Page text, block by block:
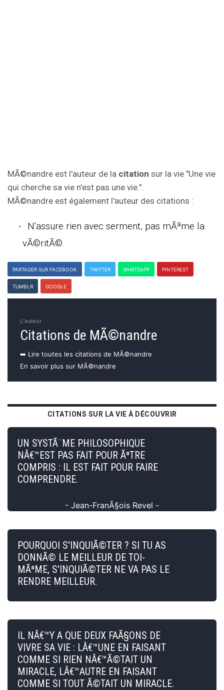
MÃ©nandre est l'auteur de la citation sur la vie "Une vie
qui cherche sa vie n'est pas une vie.".
MÃ©nandre est également l'auteur des citations :
N'assure rien avec serment, pas mÃªme la
vÃ©ritÃ©.
PARTAGER SUR FACEBOOK TWITTER WHATSAPP PINTEREST
TUMBLR GOOGLE
L'auteur
Citations de MÃ©nandre
➡️ Lire toutes les citations de MÃ©nandre
En savoir plus sur MÃ©nandre
CITATIONS SUR LA VIE À DÉCOUVRIR
UN SYSTÃ¨ME PHILOSOPHIQUE
NÂ€™EST PAS FAIT POUR ÃªTRE
COMPRIS : IL EST FAIT POUR FAIRE
COMPRENDRE.
- Jean-FranÃ§ois Revel -
POURQUOI S'INQUIÃ©TER ? SI TU AS
DONNÃ© LE MEILLEUR DE TOI-
MÃªME, S'INQUIÃ©TER NE VA PAS LE
RENDRE MEILLEUR.
IL NÂ€™Y A QUE DEUX FAÃ§ONS DE
VIVRE SA VIE : LÂ€™UNE EN FAISANT
COMME SI RIEN NÂ€™Ã©TAIT UN
MIRACLE, LÂ€™AUTRE EN FAISANT
COMME SI TOUT Ã©TAIT UN MIRACLE.